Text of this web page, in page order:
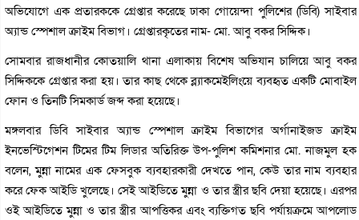
অভিযোগে এক প্রতারককে গ্রেপ্তার করেছে ঢাকা গোয়েন্দা পুলিশের (ডিবি) সাইবার
অ্যান্ড স্পেশাল ক্রাইম বিভাগ। গ্রেপ্তারকৃতের নাম- মো. আবু বকর সিদ্দিক।
সোমবার রাজধানীর কোতয়ালি থানা এলাকায় বিশেষ অভিযান চালিয়ে আবু বকর
সিদ্দিককে গ্রেপ্তার করা হয়। তার কাছ থেকে ব্ল্যাকমেইলিংয়ে ব্যবহৃত একটি মোবাইল
ফোন ও তিনটি সিমকার্ড জব্দ করা হয়েছে।
মঙ্গলবার ডিবি সাইবার অ্যান্ড স্পেশাল ক্রাইম বিভাগের অর্গানাইজড ক্রাইম
ইনভেস্টিগেশন টিমের টিম লিডার অতিরিক্ত উপ-পুলিশ কমিশনার মো. নাজমুল হক
বলেন, মুন্না নামের এক ফেসবুক ব্যবহারকারী দেখতে পান, কেউ তার নাম ব্যবহার
করে ফেক আইডি খুলেছে। সেই আইডিতে মুন্না ও তার স্ত্রীর ছবি দেয়া হয়েছে। এরপর
ওই আইডিতে মুন্না ও তার স্ত্রীর আপত্তিকর এবং ব্যক্তিগত ছবি পর্যায়ক্রমে আপলোড